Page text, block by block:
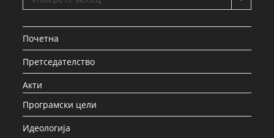
Почетна
Претседателство
Акти
Програмски цели
Идеологија